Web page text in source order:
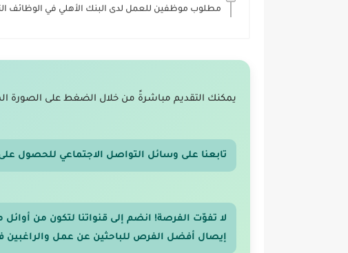
مطلوب موظفين للعمل لدى البنك الأهلي في الوظائف
يمكنك التقديم مباشرةً من خلال الضغط على الصورة
تابعنا على وسائل التواصل الاجتماعي للحصول
لا تفوّت الفرصة! انضم إلى قنواتنا لتكون من
إيصال أفضل الفرص للباحثين عن عمل والراغبين